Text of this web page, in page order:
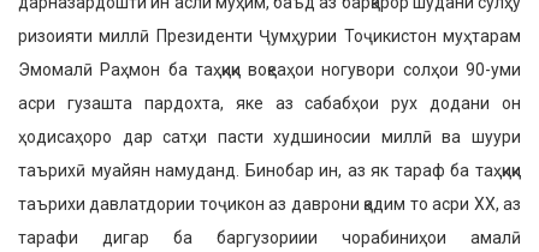
ризоияти миллӣ Президенти Ҷумҳурии Тоҷикистон муҳтарам
Эмомалӣ Раҳмон ба таҳқиқи воқеаҳои ногувори солҳои 90-уми
асри гузашта пардохта, яке аз сабабҳои рух додани он
ҳодисаҳоро дар сатҳи пасти худшиносии миллӣ ва шуури
таърихӣ муайян намуданд. Бинобар ин, аз як тараф ба таҳқиқи
таърихи давлатдории тоҷикон аз даврони қадим то асри ХХ, аз
тарафи дигар ба баргузориии чора­биниҳои амалӣ